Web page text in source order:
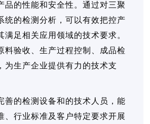
品的性能和安全性。通过对三聚
统的检测分析，可以有效把控产
满足相关应用领域的技术要求。
料验收、生产过程控制、成品检
为生产企业提供有力的技术支
善的检测设备和的技术人员，能
、行业标准及客户特定要求开展